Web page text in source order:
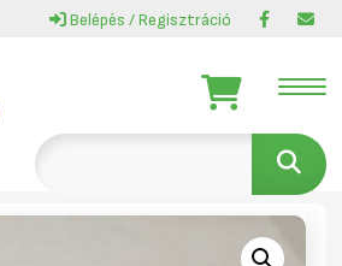
Belépés / Regisztráció